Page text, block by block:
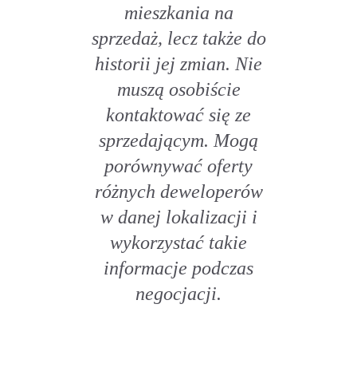
mieszkania na
sprzedaż, lecz także do
historii jej zmian. Nie
muszą osobiście
kontaktować się ze
sprzedającym. Mogą
porównywać oferty
różnych deweloperów
w danej lokalizacji i
wykorzystać takie
informacje podczas
negocjacji.